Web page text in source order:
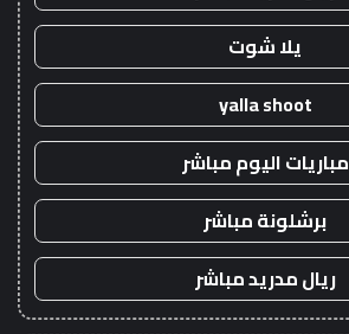
يلا شوت
yalla shoot
مباريات اليوم مباشر
برشلونة مباشر
ريال مدريد مباشر